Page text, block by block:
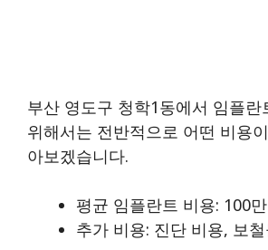
부산 영도구 청학1동에서 임플란
위해서는 전반적으로 어떤 비용
아보겠습니다.
평균 임플란트 비용: 100
추가 비용: 진단 비용, 보